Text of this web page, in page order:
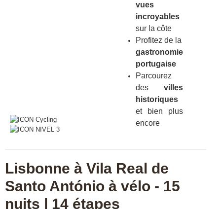
vues
incroyables
sur la côte
Profitez de la
gastronomie
portugaise
Parcourez
des villes
historiques
et bien plus
encore
Lisbonne à Vila Real de
Santo António à vélo - 15
nuits | 14 étapes